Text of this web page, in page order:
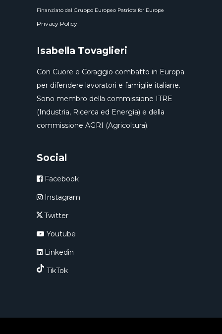
Finanziato dal Gruppo Europeo Patriots for Europe
Privacy Policy
Isabella Tovaglieri
Con Cuore e Coraggio combatto in Europa
per difendere lavoratori e famiglie italiane.
Sono membro della commissione ITRE
(Industria, Ricerca ed Energia) e della
commissione AGRI (Agricoltura).
Social
Facebook
Instagram
Twitter
Youtube
Linkedin
TikTok